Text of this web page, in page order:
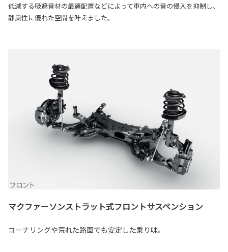
低減する吸遮音材の最適配置などによって車内への音の侵入を抑制し、
静粛性に優れた空間を叶えました。
マクファーソンストラット式フロントサスペンション
コーナリングや荒れた路面でも安定した乗り味。